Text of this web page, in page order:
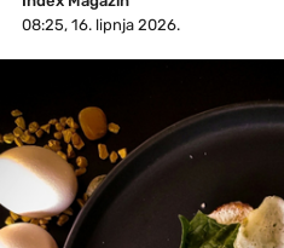
08:25, 16. lipnja 2026.